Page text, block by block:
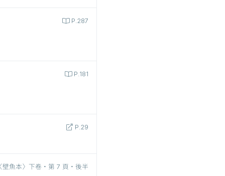
P.287
P.181
P.29
壁魚本〉下卷‧第 7 頁‧後半